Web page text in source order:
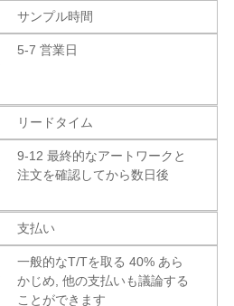
サンプル時間
5-7 営業日
リードタイム
9-12 最終的なアートワークと
注文を確認してから数日後
支払い
一般的なT/Tを取る 40% あら
かじめ, 他の支払いも議論する
ことができます